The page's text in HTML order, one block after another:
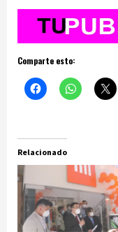
Comparte esto:
Relacionado